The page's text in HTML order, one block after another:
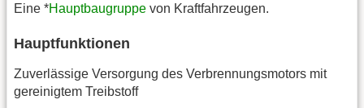
Eine *Hauptbaugruppe von Kraftfahrzeugen.
Hauptfunktionen
Zuverlässige Versorgung des Verbrennungsmotors mit
gereinigtem Treibstoff